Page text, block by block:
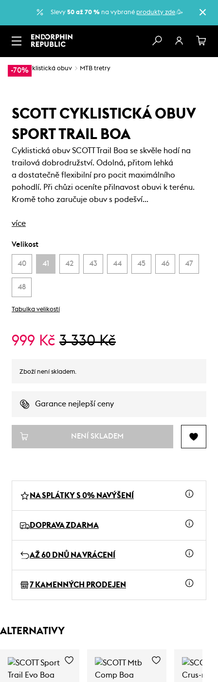
Slevy 50 až 70 % na vybrané produkty zde.🥳
-70%
… Cyklistická obuv MTB tretry
SCOTT CYKLISTICKÁ OBUV
SPORT TRAIL BOA
Cyklistická obuv SCOTT Trail Boa se skvěle hodí na
trailová dobrodružství. Odolná, přitom lehká
a dostatečně flexibilní pro pocit maximálního
pohodlí. Při chůzi oceníte přilnavost obuvi k terénu.
Kromě toho zaručuje obuv s podešví…
více
Velikost
40 41 42 43 44 45 46 47
48
Tabulka velikostí
999 Kč 3 330 Kč
Zboží není skladem.
Garance nejlepší ceny
NENÍ SKLADEM
NA SPLÁTKY S 0% NAVÝŠENÍ
DOPRAVA ZDARMA
AŽ 60 DNŮ NA VRÁCENÍ
7 KAMENNÝCH PRODEJEN
ALTERNATIVY